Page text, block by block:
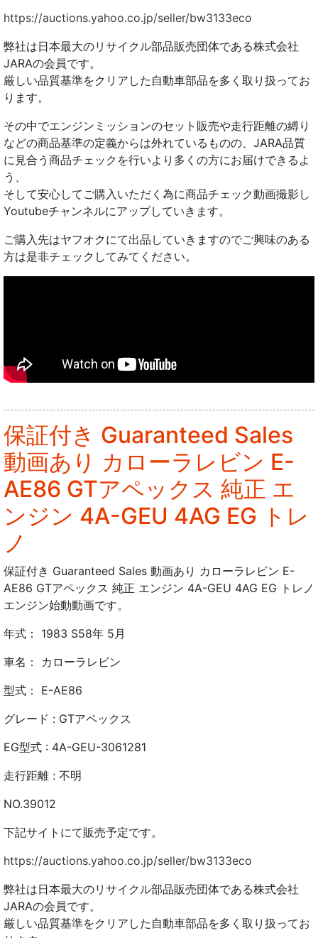
https://auctions.yahoo.co.jp/seller/bw3133eco
弊社は日本最大のリサイクル部品販売団体である株式会社
JARAの会員です。
厳しい品質基準をクリアした自動車部品を多く取り扱ってお
ります。
その中でエンジンミッションのセット販売や走行距離の縛り
などの商品基準の定義からは外れているものの、JARA品質
に見合う商品チェックを行いより多くの方にお届けできるよ
う、
そして安心してご購入いただく為に商品チェック動画撮影し
Youtubeチャンネルにアップしていきます。
ご購入先はヤフオクにて出品していきますのでご興味のある
方は是非チェックしてみてください。
保証付き Guaranteed Sales
動画あり カローラレビン E-
AE86 GTアペックス 純正 エ
ンジン 4A-GEU 4AG EG トレ
ノ
保証付き Guaranteed Sales 動画あり カローラレビン E-
AE86 GTアペックス 純正 エンジン 4A-GEU 4AG EG トレノ
エンジン始動動画です。
年式： 1983 S58年 5月
車名： カローラレビン
型式： E-AE86
グレード : GTアペックス
EG型式 : 4A-GEU-3061281
走行距離 : 不明
NO.39012
下記サイトにて販売予定です。
https://auctions.yahoo.co.jp/seller/bw3133eco
弊社は日本最大のリサイクル部品販売団体である株式会社
JARAの会員です。
厳しい品質基準をクリアした自動車部品を多く取り扱ってお